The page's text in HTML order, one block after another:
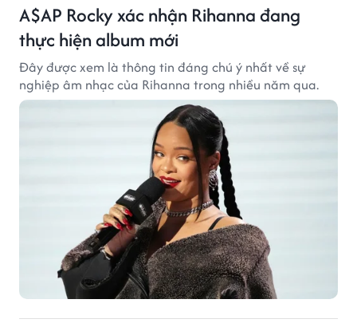
A$AP Rocky xác nhận Rihanna đang
thực hiện album mới
Đây được xem là thông tin đáng chú ý nhất về sự
nghiệp âm nhạc của Rihanna trong nhiều năm qua.